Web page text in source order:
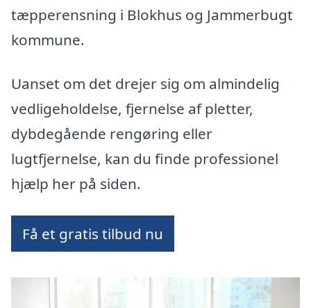
tæpperensning i Blokhus og Jammerbugt
kommune.
Uanset om det drejer sig om almindelig
vedligeholdelse, fjernelse af pletter,
dybdegående rengøring eller
lugtfjernelse, kan du finde professionel
hjælp her på siden.
Få et gratis tilbud nu